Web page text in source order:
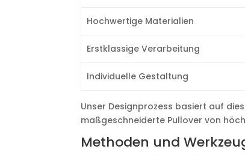
Hochwertige Materialien
Erstklassige Verarbeitung
Individuelle Gestaltung
Unser Designprozess basiert auf
maßgeschneiderte Pullover von
Methoden und